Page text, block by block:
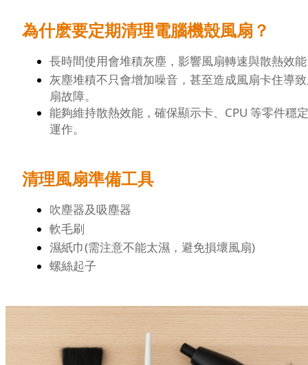
為什麽要定期清理電腦機殼風扇？
長時間使用會堆積灰塵，影響風扇轉速與散熱效
灰塵堆積不只會增加噪音，甚至造成風扇卡住導
扇故障。
能夠維持散熱效能，確保顯示卡、CPU 等零件穩定
運作。
清理風扇準備工具
吹塵器及吸塵器
軟毛刷
濕紙巾(需注意不能太濕，避免損壞風扇)
螺絲起子